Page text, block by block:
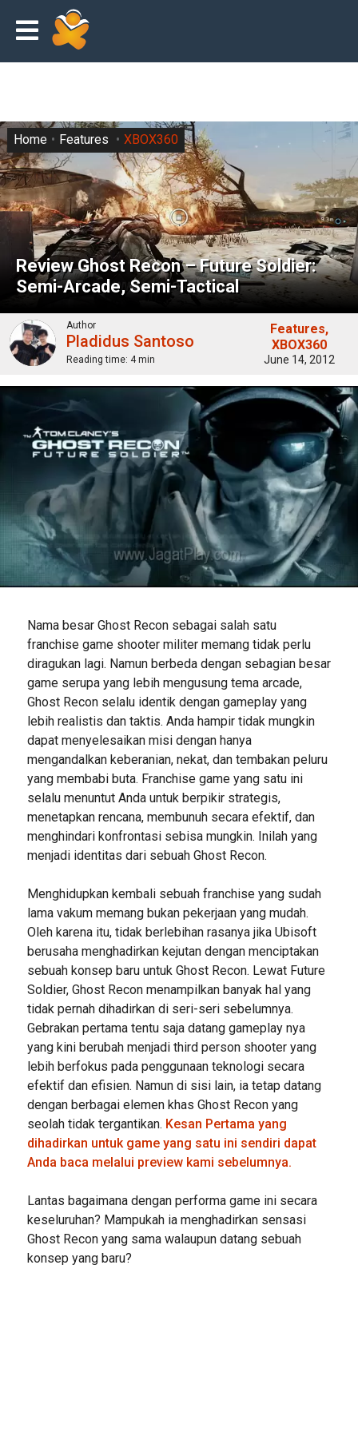
Review Ghost Recon – Future Soldier:
Semi-Arcade, Semi-Tactical
Home Features XBOX360
Author
Pladidus Santoso
Reading time: 4 min
Features
XBOX360
June 14, 2012
Nama besar Ghost Recon sebagai salah satu
franchise game shooter militer memang tidak perlu
diragukan lagi. Namun berbeda dengan sebagian besar
game serupa yang lebih mengusung tema arcade,
Ghost Recon selalu identik dengan gameplay yang
lebih realistis dan taktis. Anda hampir tidak mungkin
dapat menyelesaikan misi dengan hanya
mengandalkan keberanian, nekat, dan tembakan peluru
yang membabi buta. Franchise game yang satu ini
selalu menuntut Anda untuk berpikir strategis,
menetapkan rencana, membunuh secara efektif, dan
menghindari konfrontasi sebisa mungkin. Inilah yang
menjadi identitas dari sebuah Ghost Recon.
Menghidupkan kembali sebuah franchise yang sudah
lama vakum memang bukan pekerjaan yang mudah.
Oleh karena itu, tidak berlebihan rasanya jika Ubisoft
berusaha menghadirkan kejutan dengan menciptakan
sebuah konsep baru untuk Ghost Recon. Lewat Future
Soldier, Ghost Recon menampilkan banyak hal yang
tidak pernah dihadirkan di seri-seri sebelumnya.
Gebrakan pertama tentu saja datang gameplay nya
yang kini berubah menjadi third person shooter yang
lebih berfokus pada penggunaan teknologi secara
efektif dan efisien. Namun di sisi lain, ia tetap datang
dengan berbagai elemen khas Ghost Recon yang
seolah tidak tergantikan. Kesan Pertama yang
dihadirkan untuk game yang satu ini sendiri dapat
Anda baca melalui preview kami sebelumnya.
Lantas bagaimana dengan performa game ini secara
keseluruhan? Mampukah ia menghadirkan sensasi
Ghost Recon yang sama walaupun datang sebuah
konsep yang baru?